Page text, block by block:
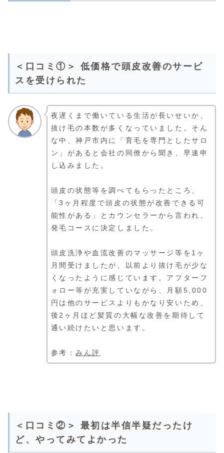
＜口コミ①＞ 低価格で頭皮改善のサービ
スを受けられた
夜遅くまで働いている生活が長いせいか、
抜け毛の本数が多くなっていました。そん
な中、神戸市内に「育毛を専門としたサロ
ン」があると会社の同僚から聞き、早速申
し込みました。
頭皮の状態等を調べてもらったところ、
「3ヶ月程度で頭皮の状態が改善できる可
能性がある」とカウンセラーから言われ、
発毛コースに決定しました。
頭皮洗浄や血流改善のマッサージ等を1ヶ
月間受けましたが、以前より抜け毛が少な
くなったように感じています。アフターフ
ォロー等が充実していながら、月額5,000
円は他のサービスよりもかなり安いため、
後2ヶ月ほど髪質の大幅な改善を期待して
通い続けたいと思います。
参考：みん評
＜口コミ②＞ 最初は半信半疑だったけ
ど、やってみてよかった